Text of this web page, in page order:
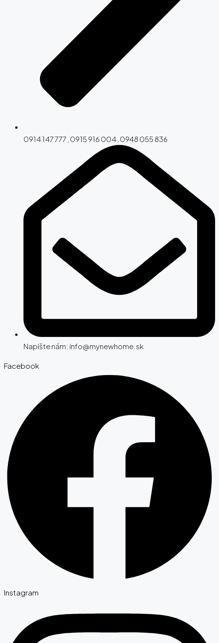
0914 147 777 , 0915 916 004 , 0948 055 836
Napište nám: info@mynewhome.sk
Facebook
Instagram